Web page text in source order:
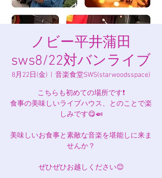
ノビー平井蒲田
sws8/22対バンライブ
8月22日(金) 音楽食堂SWS(starwoodsspace)
こちらも初めての場所です❗️
食事の美味しいライブハウス、とのことで楽
しみです😋🍛
美味しいお食事と素敵な音楽を堪能しに来ま
せんか？
ぜひぜひお越しください😊